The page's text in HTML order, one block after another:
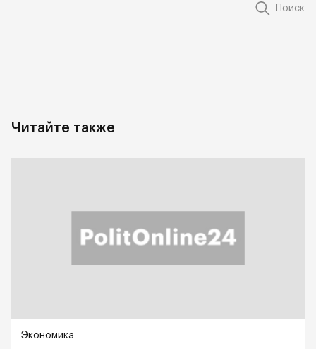
Поиск
Читайте также
Экономика